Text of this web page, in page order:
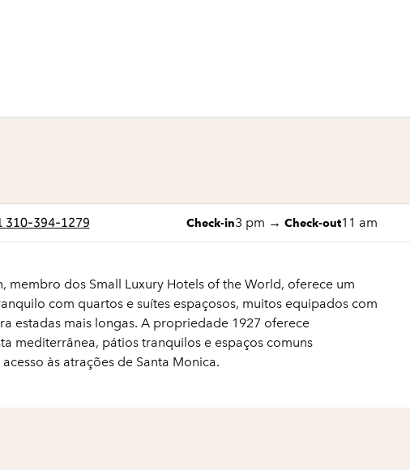
310-394-1279 Check-in3 pm → Check-out11 am
membro dos Small Luxury Hotels of the World, oferece um
com quartos e suítes espaçosos, muitos equipados com
estadas mais longas. A propriedade 1927 oferece
mediterrânea, pátios tranquilos e espaços comuns
às atrações de Santa Monica.